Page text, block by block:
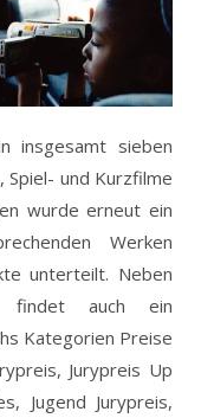
insgesamt sieben
und Kurzfilme
wurde erneut ein
Werken
unterteilt. Neben
findet auch ein
Kategorien Preise
Jurypreis Up
Jugend Jurypreis,